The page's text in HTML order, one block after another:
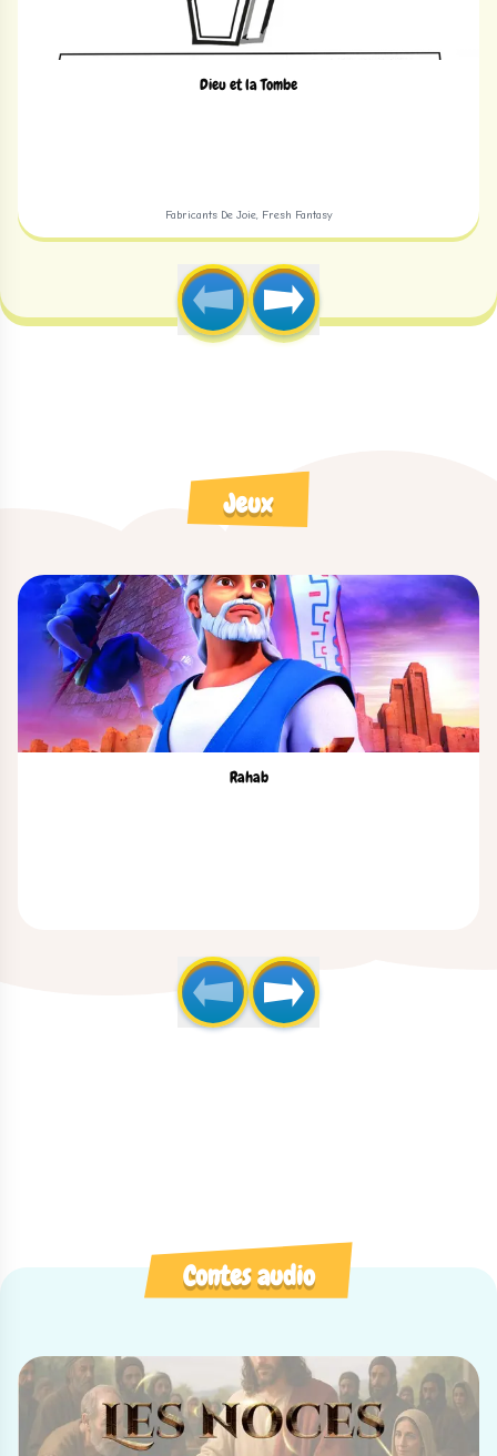
Dieu et la Tombe
Fabricants De Joie, Fresh Fantasy
Jeux
Rahab
Contes audio